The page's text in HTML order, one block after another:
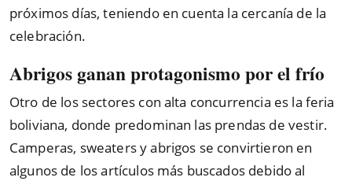
próximos días, teniendo en cuenta la cercanía de la
celebración.
Abrigos ganan protagonismo por el frío
Otro de los sectores con alta concurrencia es la feria
boliviana, donde predominan las prendas de vestir.
Camperas, sweaters y abrigos se convirtieron en
algunos de los artículos más buscados debido al